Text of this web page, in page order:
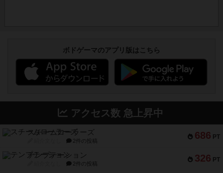
ボドゲーマのアプリ版はこちら
アクセス数 急上昇中
686 PT
スチームローラーズ
2件の投稿
326 PT
テンプテーション
2件の投稿